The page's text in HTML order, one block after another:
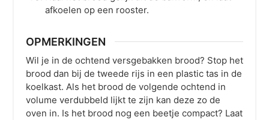
afkoelen op een rooster.
OPMERKINGEN
Wil je in de ochtend versgebakken brood? Stop het
brood dan bij de tweede rijs in een plastic tas in de
koelkast. Als het brood de volgende ochtend in
volume verdubbeld lijkt te zijn kan deze zo de
oven in. Is het brood nog een beetje compact? Laat